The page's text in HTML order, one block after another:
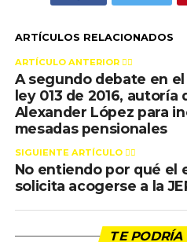
ARTÍCULOS RELACIONADOS
ARTÍCULO ANTERIOR 👉🏻
A segundo debate en
ley 013 de 2016, autoría
Alexander López para
mesadas pensionales
SIGUIENTE ARTÍCULO 👈🏻
No entiendo por qué el
solicita acogerse a la
TE PODRÍA